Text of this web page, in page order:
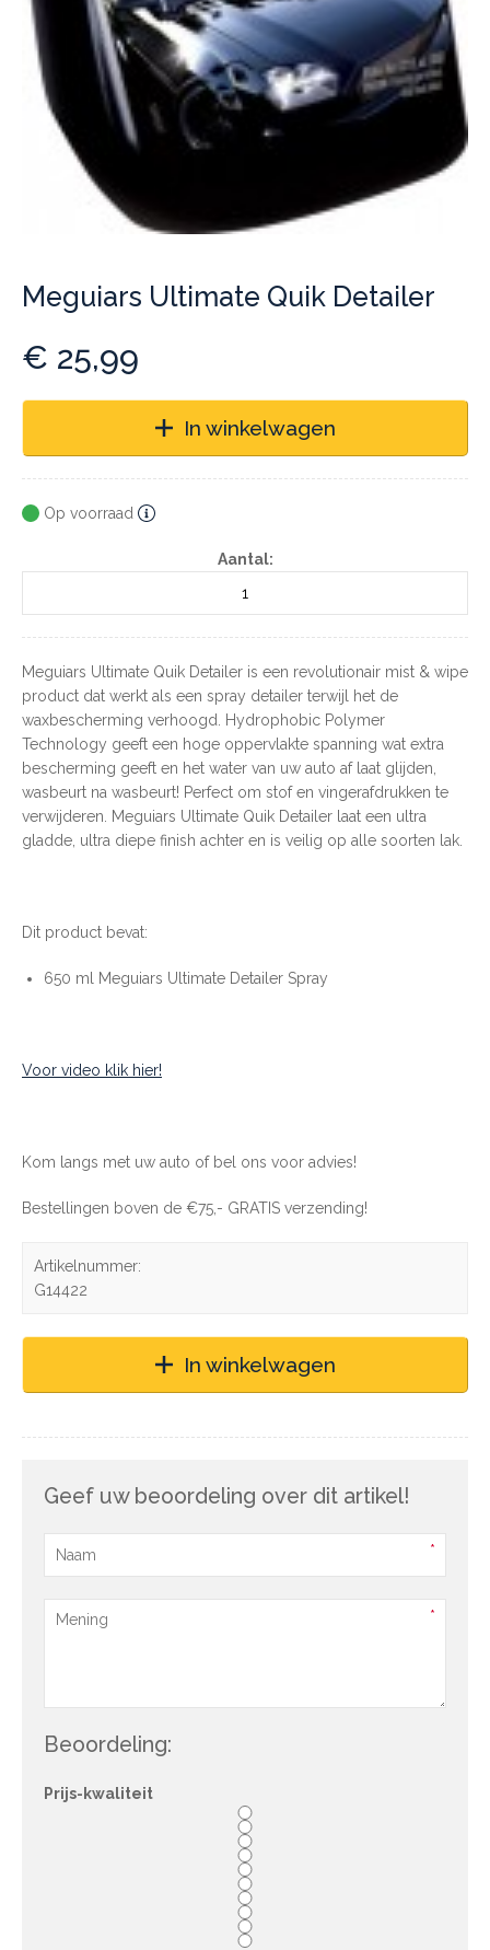
Meguiars Ultimate Quik Detailer
€ 25,99
In winkelwagen
Op voorraad
Aantal:
Meguiars Ultimate Quik Detailer is een revolutionair mist & wipe
product dat werkt als een spray detailer terwijl het de
waxbescherming verhoogd. Hydrophobic Polymer
Technology geeft een hoge oppervlakte spanning wat extra
bescherming geeft en het water van uw auto af laat glijden,
wasbeurt na wasbeurt! Perfect om stof en vingerafdrukken te
verwijderen. Meguiars Ultimate Quik Detailer laat een ultra
gladde, ultra diepe finish achter en is veilig op alle soorten lak.
Dit product bevat:
650 ml Meguiars Ultimate Detailer Spray
Voor video klik hier!
Kom langs met uw auto of bel ons voor advies!
Bestellingen boven de €75,- GRATIS verzending!
Artikelnummer:
G14422
In winkelwagen
Geef uw beoordeling over dit artikel!
Beoordeling:
Prijs-kwaliteit